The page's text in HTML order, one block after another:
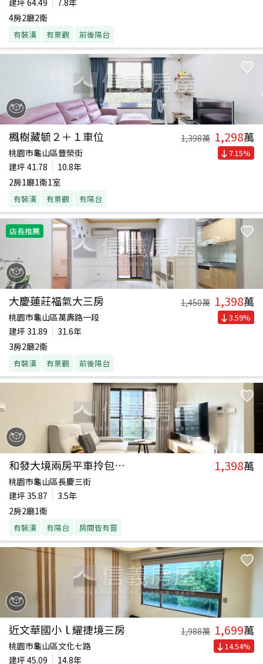
建坪 64.49
7.8年
4房2廳2衛
有裝潢 有景觀 前後陽台
楓樹藏毓２＋１車位 1,398萬 1,298萬
桃園市龜山區豐榮街
建坪 41.78
10.8年
2房1廳1衛1室
有裝潢 有景觀 有陽台
7.15%
店長推薦
大慶蓮莊福氣大三房 1,450萬 1,398萬
桃園市龜山區萬壽路一段
建坪 31.89
31.6年
3房2廳2衛
有裝潢 有景觀 前後陽台
3.59%
和發大境兩房平車拎包入住 1,398萬
桃園市龜山區長慶三街
建坪 35.87
3.5年
2房2廳1衛
有裝潢 有陽台 房間皆有窗
近文華國小ｌ耀捷境三房 1,988萬 1,699萬
桃園市龜山區文化七路
建坪 45.09
14.8年
14.54%